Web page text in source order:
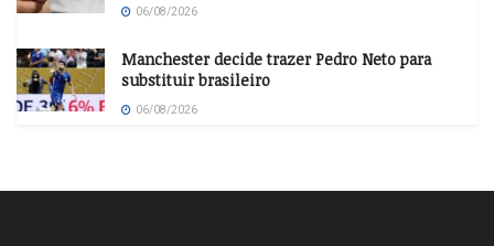
06/08/2026
Manchester decide trazer Pedro Neto para
substituir brasileiro
06/08/2026